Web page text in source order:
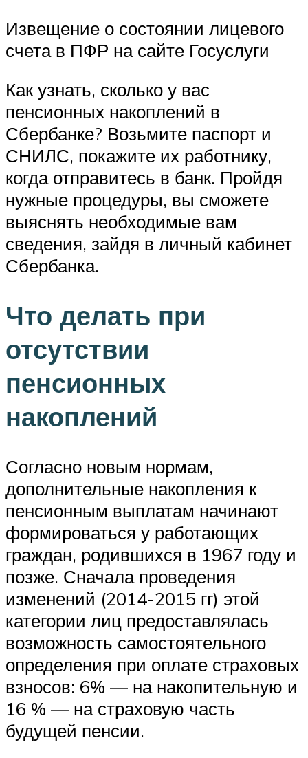
Извещение о состоянии лицевого
счета в ПФР на сайте Госуслуги
Как узнать, сколько у вас
пенсионных накоплений в
Сбербанке? Возьмите паспорт и
СНИЛС, покажите их работнику,
когда отправитесь в банк. Пройдя
нужные процедуры, вы сможете
выяснять необходимые вам
сведения, зайдя в личный кабинет
Сбербанка.
Что делать при
отсутствии
пенсионных
накоплений
Согласно новым нормам,
дополнительные накопления к
пенсионным выплатам начинают
формироваться у работающих
граждан, родившихся в 1967 году и
позже. Сначала проведения
изменений (2014-2015 гг) этой
категории лиц предоставлялась
возможность самостоятельного
определения при оплате страховых
взносов: 6% — на накопительную и
16 % — на страховую часть
будущей пенсии.